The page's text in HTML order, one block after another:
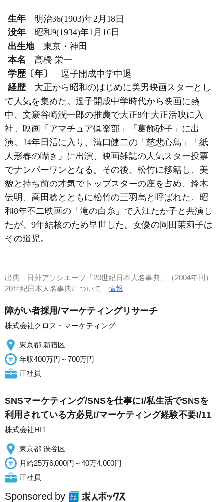
生年
明治36(1903)年2月18日
没年
昭和9(1934)年1月16日
出生地
東京・神田
本名
高橋 栄一
学歴〔年〕
逗子開成中学中退
経歴
大正から昭和のはじめに美男映画スターとし
て人気を集めた。逗子開成中学時代から映画に熱
中、文豪谷崎潤一郎の推薦で大正8年大正活映に入
社。映画「アマチュア倶楽部」「葛飾砂子」に出
演。14年日活に入り、溝口健二の「慈悲心鳥」「紙
人形春の囁き」に出演、映画雑誌の人気スター投票
でナンバーワンとなる。その後、松竹に移籍し、美
貌と持ち前の才気でトップスターの座を占め、鈴木
伝明、高田稔とともに松竹の三羽烏と呼ばれた。昭
和8年不二映画の「滝の白糸」で入江たか子と共演し
たが、9年結核のため早世した。女優の岡田茉莉子は
その遺児。
出典
日外アソシエーツ「20世紀日本人名事典」（2004年刊）
20世紀日本人名事典について情報
障がい者採用/マーケティングリサーチ
株式会社クロス・マーケティング
東京都 新宿区
年収400万円～700万円
正社員
SNSマーケティング/SNSを仕事に!/私生活でSNSを
利用されている方必見!/マーケティング経験不要!/11
株式会社HIT
東京都 渋谷区
月給25万6,000円～40万4,000円
正社員
Sponsored by